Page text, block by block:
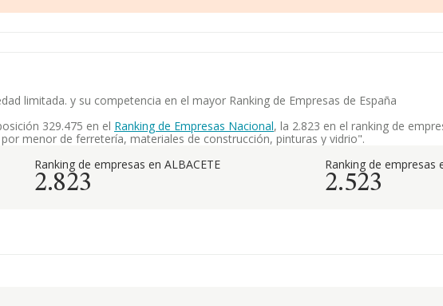
limitada. y su competencia en el mayor Ranking de Empresas de España
329.475 en el Ranking de Empresas Nacional, la 2.823 en el ranking de
menor de ferretería, materiales de construcción, pinturas y vidrio".
Ranking de empresas en ALBACETE
2.823
Ranking de
2.523